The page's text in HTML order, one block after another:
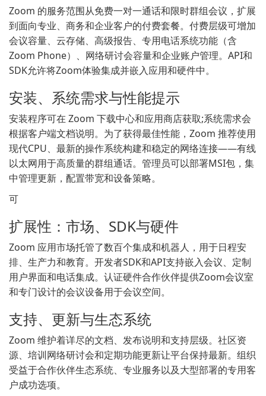
Zoom 的服务范围从免费一对一通话和限时群组会议，扩展
到面向专业、商务和企业客户的付费套餐。付费层级可增加
会议容量、云存储、高级报告、专用电话系统功能（含
Zoom Phone）、网络研讨会容量和企业账户管理。API和
SDK允许将Zoom体验集成并嵌入应用和硬件中。
安装、系统需求与性能提示
安装程序可在 Zoom 下载中心和应用商店获取;系统需求会
根据客户端文档说明。为了获得最佳性能，Zoom 推荐使用
现代CPU、最新的操作系统构建和稳定的网络连接——有线
以太网用于高质量的群组通话。管理员可以部署MSI包，集
中管理更新，配置带宽和设备策略。
可
扩展性：市场、SDK与硬件
Zoom 应用市场托管了数百个集成和机器人，用于日程安
排、生产力和教育。开发者SDK和API支持嵌入会议、定制
用户界面和电话集成。认证硬件合作伙伴提供Zoom会议室
和专门设计的会议设备用于会议空间。
支持、更新与生态系统
Zoom 维护着详尽的文档、发布说明和支持层级。社区资
源、培训网络研讨会和定期功能更新让平台保持最新。组织
受益于合作伙伴生态系统、专业服务以及大型部署的专用客
户成功选项。